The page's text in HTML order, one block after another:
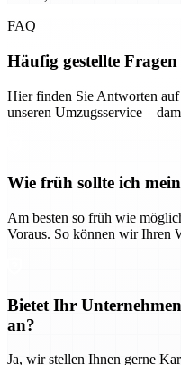
FAQ
Häufig gestellte Fragen
Hier finden Sie Antworten
unseren Umzugsservice –
Wie früh sollte ich
Am besten so früh wie
Voraus. So können wir Ihren
Bietet Ihr
an?
Ja, wir stellen Ihnen gerne